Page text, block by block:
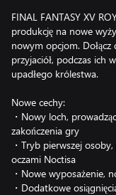
FINAL FANTASY XV
produkcję na nowe
nowym opcjom.
przyjaciół, podczas ich
upadłego królestwa.
Nowe cechy:
・Nowy loch,
zakończenia gry
・Tryb pierwszej
oczami Noctisa
・Nowe wyposażenie,
・Dodatkowe